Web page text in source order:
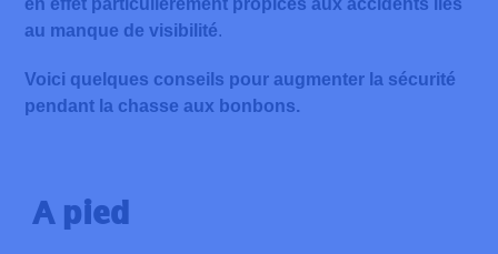
en effet particulièrement propices aux accidents liés
au manque de visibilité.
Voici quelques conseils pour augmenter la sécurité
pendant la chasse aux bonbons.
A pied